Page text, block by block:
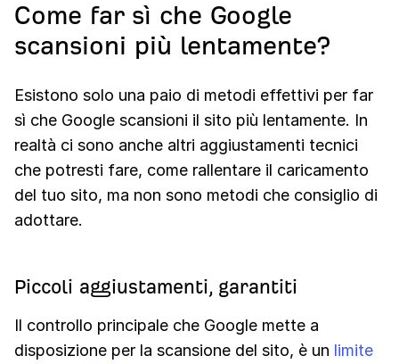
Come far sì che Google
scansioni più lentamente?
Esistono solo una paio di metodi effettivi per far
sì che Google scansioni il sito più lentamente. In
realtà ci sono anche altri aggiustamenti tecnici
che potresti fare, come rallentare il caricamento
del tuo sito, ma non sono metodi che consiglio di
adottare.
Piccoli aggiustamenti, garantiti
Il controllo principale che Google mette a
disposizione per la scansione del sito, è un limite